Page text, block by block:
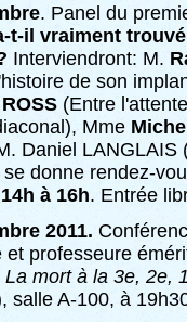
. Panel du
t-il vraiment
Interviendront: M.
de son
(Entre
Mme
Daniel
se donne rendez-
à 16h. Entrée
2011.
et professeure
La mort à la 3e, 2e,
salle A-100, à